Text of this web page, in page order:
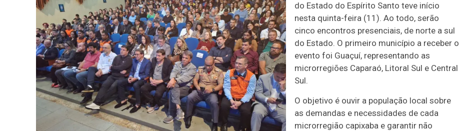
do Estado do Espírito Santo teve início
nesta quinta-feira (11). Ao todo, serão
cinco encontros presenciais, de norte a sul
do Estado. O primeiro município a receber o
evento foi Guaçuí, representando as
microrregiões Caparaó, Litoral Sul e Central
Sul.
O objetivo é ouvir a população local sobre
as demandas e necessidades de cada
microrregião capixaba e garantir não